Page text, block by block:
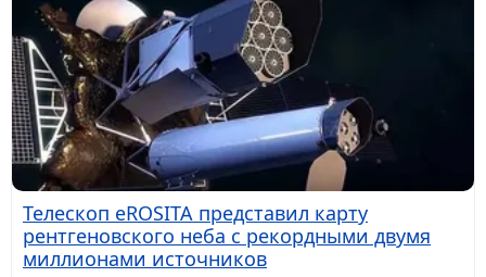
Телескоп eROSITA представил карту
рентгеновского неба с рекордными двумя
миллионами источников